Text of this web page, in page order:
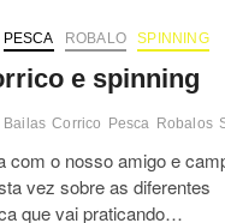
PESCA ROBALO SPINNING
e spinning
Bailas Corrico Pesca Robalos
com o nosso amigo e
vez sobre as diferentes
que vai praticando…